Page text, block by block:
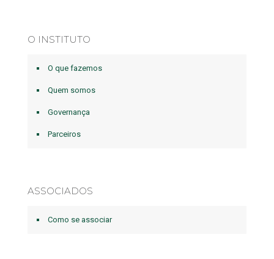
O INSTITUTO
O que fazemos
Quem somos
Governança
Parceiros
ASSOCIADOS
Como se associar